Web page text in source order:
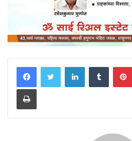
LinkedInTumblr
Print